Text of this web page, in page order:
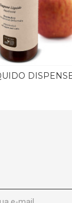
MELA tanica